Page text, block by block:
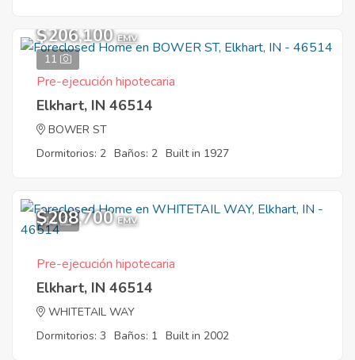
11
$206,100 EMV
Pre-ejecución hipotecaria
Elkhart, IN 46514
BOWER ST
Dormitorios: 2 Baños: 2 Built in 1927
11
$208,700 EMV
Pre-ejecución hipotecaria
Elkhart, IN 46514
WHITETAIL WAY
Dormitorios: 3 Baños: 1 Built in 2002